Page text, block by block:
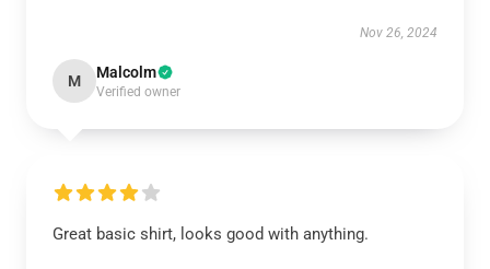
Nov 26, 2024
M Malcolm
Verified owner
Great basic shirt, looks good with anything.